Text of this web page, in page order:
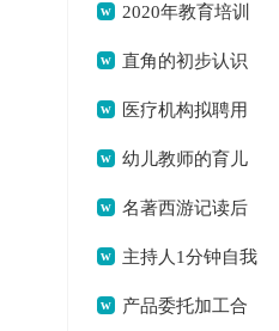
2020年教育培训
工作总结及2021年
教育培训工作思路
[本文共4850字]
直角的初步认识
教案[本文共2801字]
医疗机构拟聘用
证明(精选多篇)[本文
共1119字]
幼儿教师的育儿
心得多篇[本文共
2559字]
名著西游记读后
感心得怎么写[本文
共3947字]
主持人1分钟自我
介绍（分享9篇）[本
产品委托加工合